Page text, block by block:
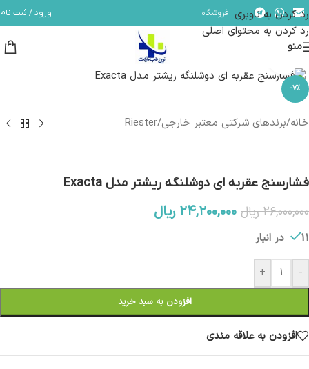
رد کردن به ناوبری
رد کردن به محتوای اصلی
مشاوره و پشتیبانی آنلاین در ایتا و روبیکا با شماره: 09358254705
فروشگاه ورود / ثبت نام
منو
-7%
خانه/برندهای شرکتی معتبر خارجی/
Riester
فشارسنج عقربه ای دوشلنگه ریشتر مدل Exacta
۲۶,۰۰۰,۰۰۰ریال ۲۴,۲۰۰,۰۰۰ ریال
11 در انبار
-
+
افزودن به سبد خرید
افزودن به علاقه مندی